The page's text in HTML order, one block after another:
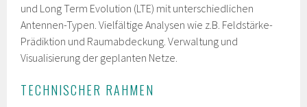
und Long Term Evolution (LTE) mit unterschiedlichen
Antennen-Typen. Vielfältige Analysen wie z.B. Feldstärke-
Prädiktion und Raumabdeckung. Verwaltung und
Visualisierung der geplanten Netze.
TECHNISCHER RAHMEN